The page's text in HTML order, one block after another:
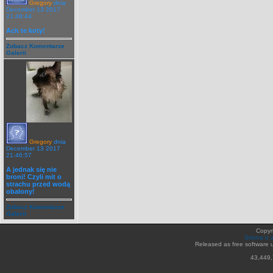
Gregory dnia
December 13 2017
21:48:44
Ach te koty!
Zobacz Komentarze
Galerii
Gregory dnia
December 13 2017
21:46:57
A jednak się nie
broni! Czyli mit o
strachu przed wodą
obalony!
Zobacz Komentarze
Galerii
Strona o
Released as free software